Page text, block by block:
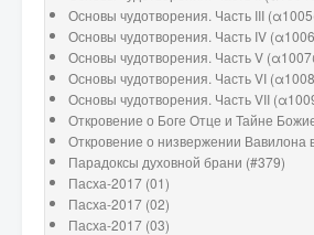
Основы чудотворения. Часть III
Основы чудотворения. Часть IV
Основы чудотворения. Часть V
Основы чудотворения. Часть VI
Основы чудотворения. Часть VII
Откровение о Боге Отце и Тайне
Откровение о низвержении Вавилона
Парадоксы духовной брани (#379)
Пасха-2017 (01)
Пасха-2017 (02)
Пасха-2017 (03)